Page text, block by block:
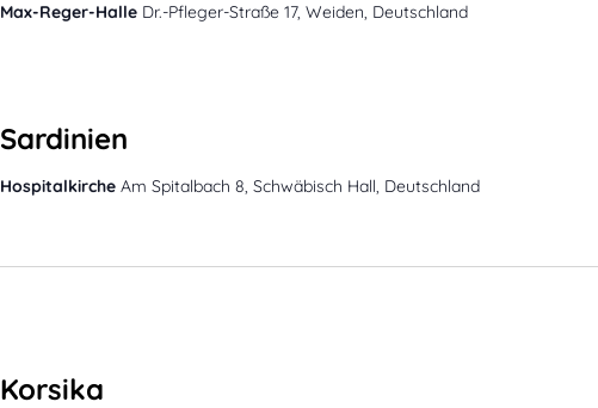
Max-Reger-Halle Dr.-Pfleger-Straße 17, Weiden, Deutschland
Sardinien
Hospitalkirche Am Spitalbach 8, Schwäbisch Hall, Deutschland
Korsika